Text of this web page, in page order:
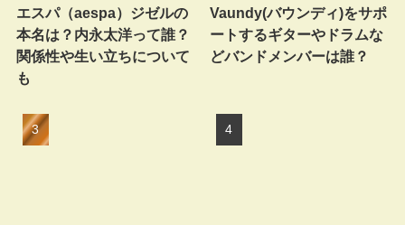
エスパ（aespa）ジゼルの
本名は？内永太洋って誰？
関係性や生い立ちについて
も
Vaundy(バウンディ)をサポ
ートするギターやドラムな
どバンドメンバーは誰？